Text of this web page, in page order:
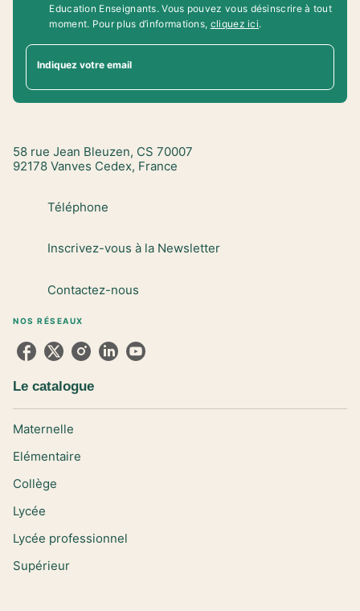
Education Enseignants. Vous pouvez vous désinscrire à tout
moment. Pour plus d’informations, cliquez ici.
Indiquez votre email
58 rue Jean Bleuzen, CS 70007
92178 Vanves Cedex, France
Téléphone
Inscrivez-vous à la Newsletter
Contactez-nous
NOS RÉSEAUX
Le catalogue
Maternelle
Elémentaire
Collège
Lycée
Lycée professionnel
Supérieur